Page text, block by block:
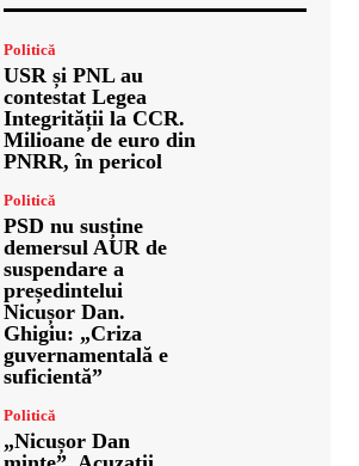
Politică
USR și PNL au
contestat Legea
Integrității la CCR.
Milioane de euro din
PNRR, în pericol
Politică
PSD nu susține
demersul AUR de
suspendare a
președintelui
Nicușor Dan.
Ghigiu: „Criza
guvernamentală e
suficientă”
Politică
„Nicușor Dan